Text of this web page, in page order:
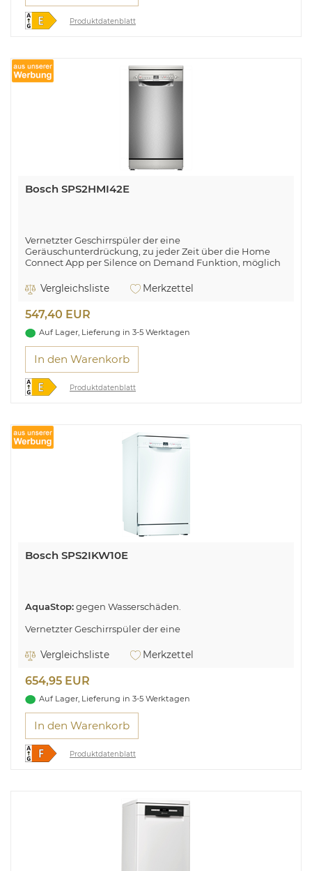
Produktdatenblatt
Bosch SPS2HMI42E
Vernetzter Geschirrspüler der eine
Geräuschunterdrückung, zu jeder Zeit über die Home
Connect App per Silence on Demand Funktion, möglich
Vergleichsliste
Merkzettel
547,40 EUR
Auf Lager, Lieferung in 3-5 Werktagen
In den Warenkorb
Produktdatenblatt
Bosch SPS2IKW10E
AquaStop:gegen Wasserschäden.
Vernetzter Geschirrspüler der eine
Connect App per Silence on Demand Funktion, möglich
macht.
Vergleichsliste Merkzettel
654,95 EUR
Auf Lager, Lieferung in 3-5 Werktagen
In den Warenkorb
Produktdatenblatt